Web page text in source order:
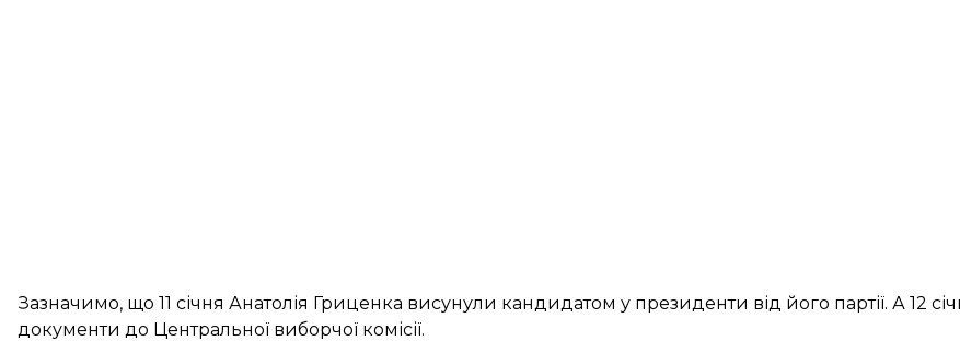
Зазначимо, що 11 січня Анатолія Гриценка висунули кандидатом у президенти від його партії. А 12
документи до Центральної виборчої комісії.